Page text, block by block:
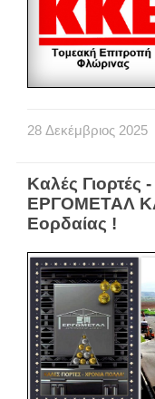
28 Δεκέμβριος 2025
Καλές
ΕΡΓΟΜΕΤΑΛ
Εορδαίας !